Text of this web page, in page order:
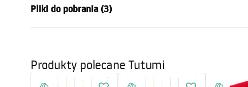
Dekoracje
Plaża
Rodzaj lampy
Długość (mm)
600mm
Wysokość (mm)
Długość przewodu (mm)
1200
Pliki do pobrania (3)
Y.pdf
Produkty polecane Tutumi